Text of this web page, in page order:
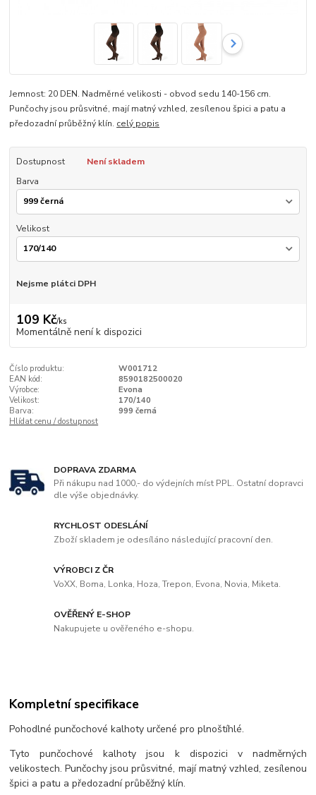
Jemnost: 20 DEN. Nadměrné velikosti - obvod sedu 140-156 cm.
Punčochy jsou průsvitné, mají matný vzhled, zesílenou špici a patu a
předozadní průběžný klín. celý popis
Dostupnost
Není skladem
Barva
Velikost
Nejsme plátci DPH
109 Kč/ks
Momentálně není k dispozici
Číslo produktu:
W001712
EAN kód:
8590182500020
Výrobce:
Evona
Velikost:
170/140
Barva:
999 černá
Hlídat cenu / dostupnost
DOPRAVA ZDARMA
Při nákupu nad 1000,- do výdejních míst PPL. Ostatní dopravci
dle výše objednávky.
RYCHLOST ODESLÁNÍ
Zboží skladem je odesíláno následující pracovní den.
VÝROBCI Z ČR
VoXX, Boma, Lonka, Hoza, Trepon, Evona, Novia, Miketa.
OVĚŘENÝ E-SHOP
Nakupujete u ověřeného e-shopu.
Kompletní specifikace
Pohodlné punčochové kalhoty určené pro plnoštíhlé.
Tyto punčochové kalhoty jsou k dispozici v nadměrných
velikostech. Punčochy jsou průsvitné, mají matný vzhled, zesílenou
špici a patu a předozadní průběžný klín.